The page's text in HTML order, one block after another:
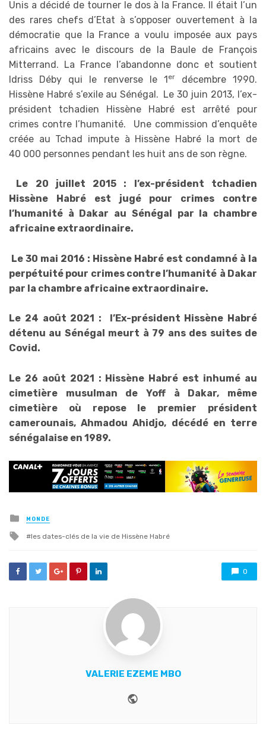
Unis a décidé de tourner le dos à la France. Il était l’un
des rares chefs d’Etat à s’opposer ouvertement à la
démocratie que la France a voulu imposée aux pays
africains avec le discours de la Baule de François
Mitterrand. La France l’abandonne donc et soutient
Idriss Déby qui le renverse le 1erdécembre 1990.
Hissène Habré s’exile au Sénégal. Le 30 juin 2013, l’ex-
président tchadien Hissène Habré est arrêté pour
crimes contre l’humanité. Une commission d’enquête
créée au Tchad impute à Hissène Habré la mort de
40 000 personnes pendant les huit ans de son règne.
Le 20 juillet 2015 : l’ex-président tchadien
Hissène Habré est jugé pour crimes contre
l’humanité à Dakar au Sénégal par la chambre
africaine extraordinaire.
Le 30 mai 2016 : Hissène Habré est condamné à la
perpétuité pour crimes contre l’humanité à Dakar
par la chambre africaine extraordinaire.
Le 24 août 2021 : l’Ex-président Hissène Habré
détenu au Sénégal meurt à 79 ans des suites de
Covid.
Le 26 août 2021 : Hissène Habré est inhumé au
cimetière musulman de Yoff à Dakar, même
cimetière où repose le premier président
camerounais, Ahmadou Ahidjo, décédé en terre
sénégalaise en 1989.
Posted
in
MONDE
Tagged
les dates-clés de la vie de Hissène Habré
0
VALERIE EZEME MBO